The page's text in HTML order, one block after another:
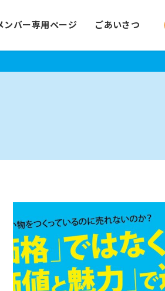
ンバー専用ページ ごあいさつ